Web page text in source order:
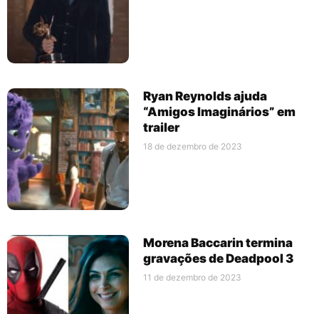
Ryan Reynolds ajuda
“Amigos Imaginários” em
trailer
18 de dezembro de 2023
Morena Baccarin termina
gravações de Deadpool 3
11 de dezembro de 2023